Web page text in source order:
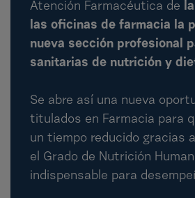
Atención Farmacéutica de
las oficinas de farmacia la
nueva sección profesional
sanitarias de nutrición y
Se abre así una nueva
titulados en Farmacia para
un tiempo reducido gracias
el Grado de Nutrición
indispensable para